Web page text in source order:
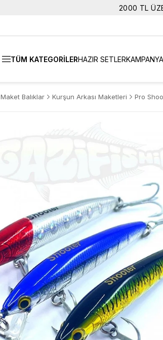
2000 TL
TÜM KATEGORİLERHAZIR SETLER
Maket Balıklar Kurşun Arkası Maketleri Pro